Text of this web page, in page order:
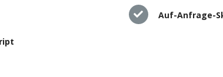
Auf-Anfrage-